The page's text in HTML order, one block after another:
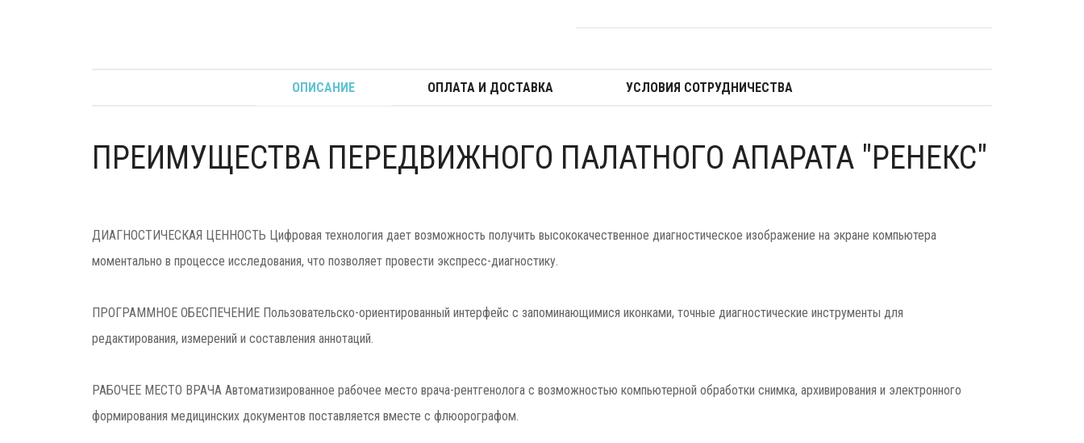
ОПИСАНИЕ ОПЛАТА И ДОСТАВКА УСЛОВИЯ СОТРУДНИЧЕСТВА
ПРЕИМУЩЕСТВА ПЕРЕДВИЖНОГО ПАЛАТНОГО АПАРАТА "РЕНЕКС"
ДИАГНОСТИЧЕСКАЯ ЦЕННОСТЬ Цифровая технология дает возможность получить высококачественное диагностическое изображение на экране компьютера
моментально в процессе исследования, что позволяет провести экспресс-диагностику.
ПРОГРАММНОЕ ОБЕСПЕЧЕНИЕ Пользовательско-ориентированный интерфейс с запоминающимися иконками, точные диагностические инструменты для
редактирования, измерений и составления аннотаций.
РАБОЧЕЕ МЕСТО ВРАЧА Автоматизированное рабочее место врача-рентгенолога с возможностью компьютерной обработки снимка, архивирования и электронного
формирования медицинских документов поставляется вместе с флюорографом.